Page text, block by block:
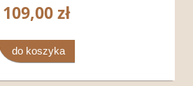
109,00 zł
do koszyka